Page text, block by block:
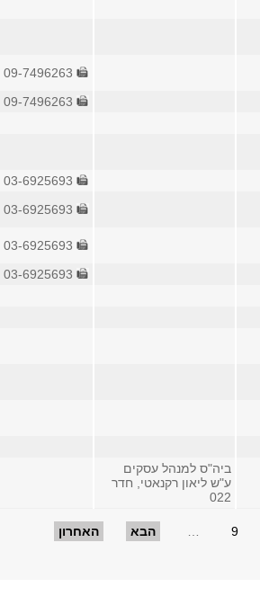
ביה"ס למנהל עסקים
ע"ש ליאון רקנאטי, חדר
022
9 הבא האחרון